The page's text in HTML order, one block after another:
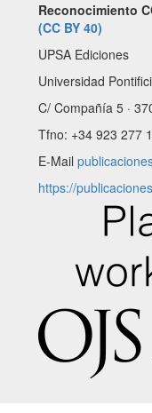
Reconocimiento
(CC BY 40)
UPSA Ediciones
Universidad
C/ Compañía 5 ·
Tfno: +34 923 277
E-Mail
https://